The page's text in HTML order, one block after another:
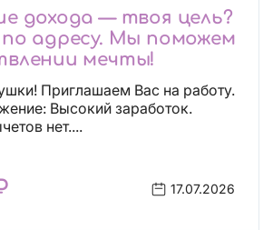
дохода — твоя цель?
адресу. Мы поможем
в осуществлении мечты!
на работу.
заработок.
нет....
17.07.2026